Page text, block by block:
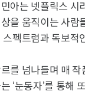
아는 넷플릭스 시
을 움직이는 사람
스펙트럼과 독보적
를 넘나들며 매
‘눈동자’를 통해